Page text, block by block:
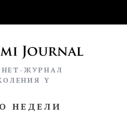
ЖУРНАЛ
Y
НЕДЕЛИ